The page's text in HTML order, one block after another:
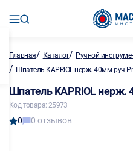
Главная/ Каталог/ Ручной
/ Шпатель KAPRIOL нерж. 40мм
Шпатель KAPRIOL нерж.
Код товара: 25973
0 0 отзывов